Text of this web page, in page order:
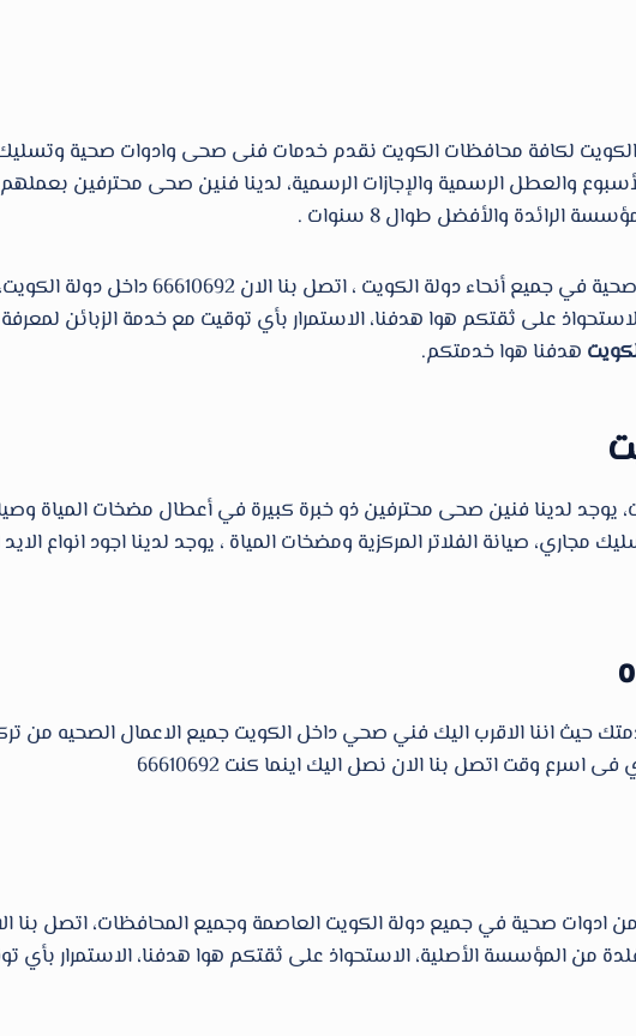
الأسبوع والعطل الرسمية والإجازات الرسمية، لدينا فنين صحى
والأفضل طوال 8 سنوات .
مؤسسة فني صحى خدمات التركيب والصيانة من ادوات
على ثقتكم هوا هدفنا، الاستمرار بأي توقيت مع خدمة الزبائن
هدفنا هوا خدمتكم.
لدينا فنين صحى محترفين ذو خبرة كبيرة في أعطال مضخات المياة وصيانة
صيانة الفلاتر المركزية ومضخات المياة ، يوجد لدينا اجود انواع
حيث اننا الاقرب اليك فني صحي داخل الكويت جميع الاعمال الصحيه من
وقت اتصل بنا الان نصل اليك اينما كنت 66610692
المؤسسة الأصلية، الاستحواذ على ثقتكم هوا هدفنا، الاستمرار بأي